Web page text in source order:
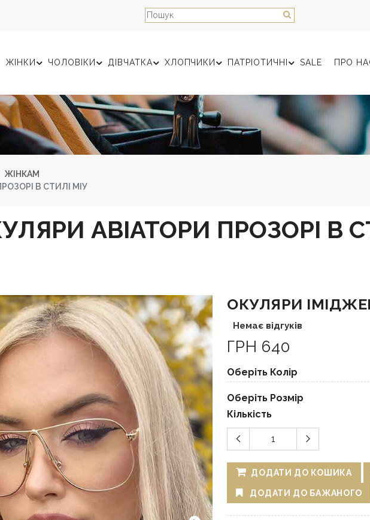
ЖІНКИ ЧОЛОВІКИ ДІВЧАТКА ХЛОПЧИКИ ПАТРІОТИЧНІ SALE ПРО
ЖІНКАМ
В СТИЛІ МІУ
АВІАТОРИ ПРОЗОРІ В
ОКУЛЯРИ
Немає відгуків
ГРН 640
Оберіть Колір
Оберіть Розмір
Кількість
ДОДАТИ ДО КОШИКА
ДОДАТИ ДО БАЖАНОГО